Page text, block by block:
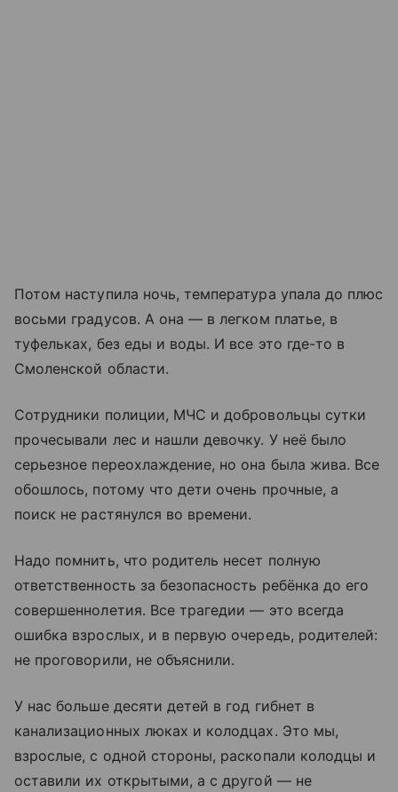
Потом наступила ночь, температура упала до плюс
восьми градусов. А она — в легком платье, в
туфельках, без еды и воды. И все это где-то в
Смоленской области.
Сотрудники полиции, МЧС и добровольцы сутки
прочесывали лес и нашли девочку. У неё было
серьезное переохлаждение, но она была жива. Все
обошлось, потому что дети очень прочные, а
поиск не растянулся во времени.
Надо помнить, что родитель несет полную
ответственность за безопасность ребёнка до его
совершеннолетия. Все трагедии — это всегда
ошибка взрослых, и в первую очередь, родителей:
не проговорили, не объяснили.
У нас больше десяти детей в год гибнет в
канализационных люках и колодцах. Это мы,
взрослые, с одной стороны, раскопали колодцы и
оставили их открытыми, а с другой — не